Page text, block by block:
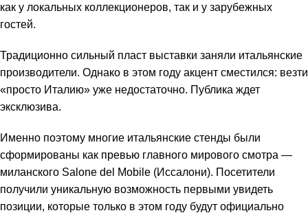
как у локальных коллекционеров, так и у зарубежных
гостей.
Традиционно сильный пласт выставки заняли итальянские
производители. Однако в этом году акцент сместился: везти
«просто Италию» уже недостаточно. Публика ждет
эксклюзива.
Именно поэтому многие итальянские стенды были
сформированы как превью главного мирового смотра —
миланского Salone del Mobile (Иссалони). Посетители
получили уникальную возможность первыми увидеть
позиции, которые только в этом году будут официально